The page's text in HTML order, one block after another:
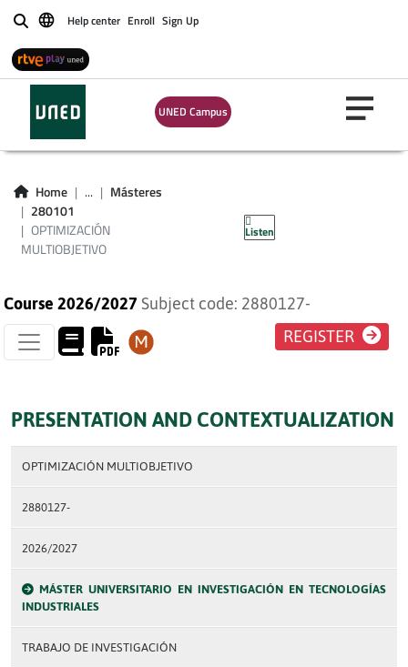
BuscarHelp center Enroll Sign Up
UNED Campus
Home ...
Másteres
280101
OPTIMIZACIÓN
MULTIOBJETIVO
Listen
OPTIMIZACIÓN
MULTIOBJETIVO
Course 2026/2027 Subject code: 2880127-
REGISTER
PRESENTATION AND CONTEXTUALIZATION
OPTIMIZACIÓN MULTIOBJETIVO
2880127-
2026/2027
MÁSTER UNIVERSITARIO EN INVESTIGACIÓN EN TECNOLOGÍAS
INDUSTRIALES
TRABAJO DE INVESTIGACIÓN